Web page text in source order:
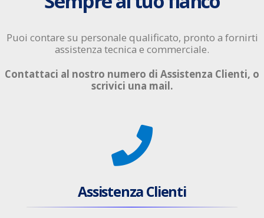
Puoi contare su personale qualificato, pronto a fornirti
assistenza tecnica e commerciale.
Contattaci al nostro numero di Assistenza Clienti, o
scrivici una mail.
Assistenza Clienti